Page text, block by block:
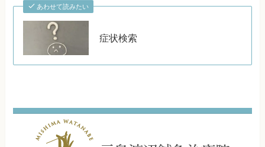
あわせて読みたい
症状検索